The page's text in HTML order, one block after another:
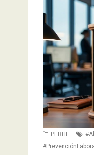
PERFIL
#PrevenciónLabora